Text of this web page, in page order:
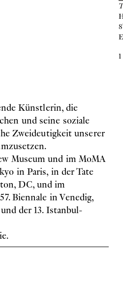
1
Künstlerin, die
und seine soziale
Zweideutigkeit unserer
Museum und im MoMA
in Paris, in der Tate
DC, und im
Biennale in Venedig,
der 13. Istanbul-